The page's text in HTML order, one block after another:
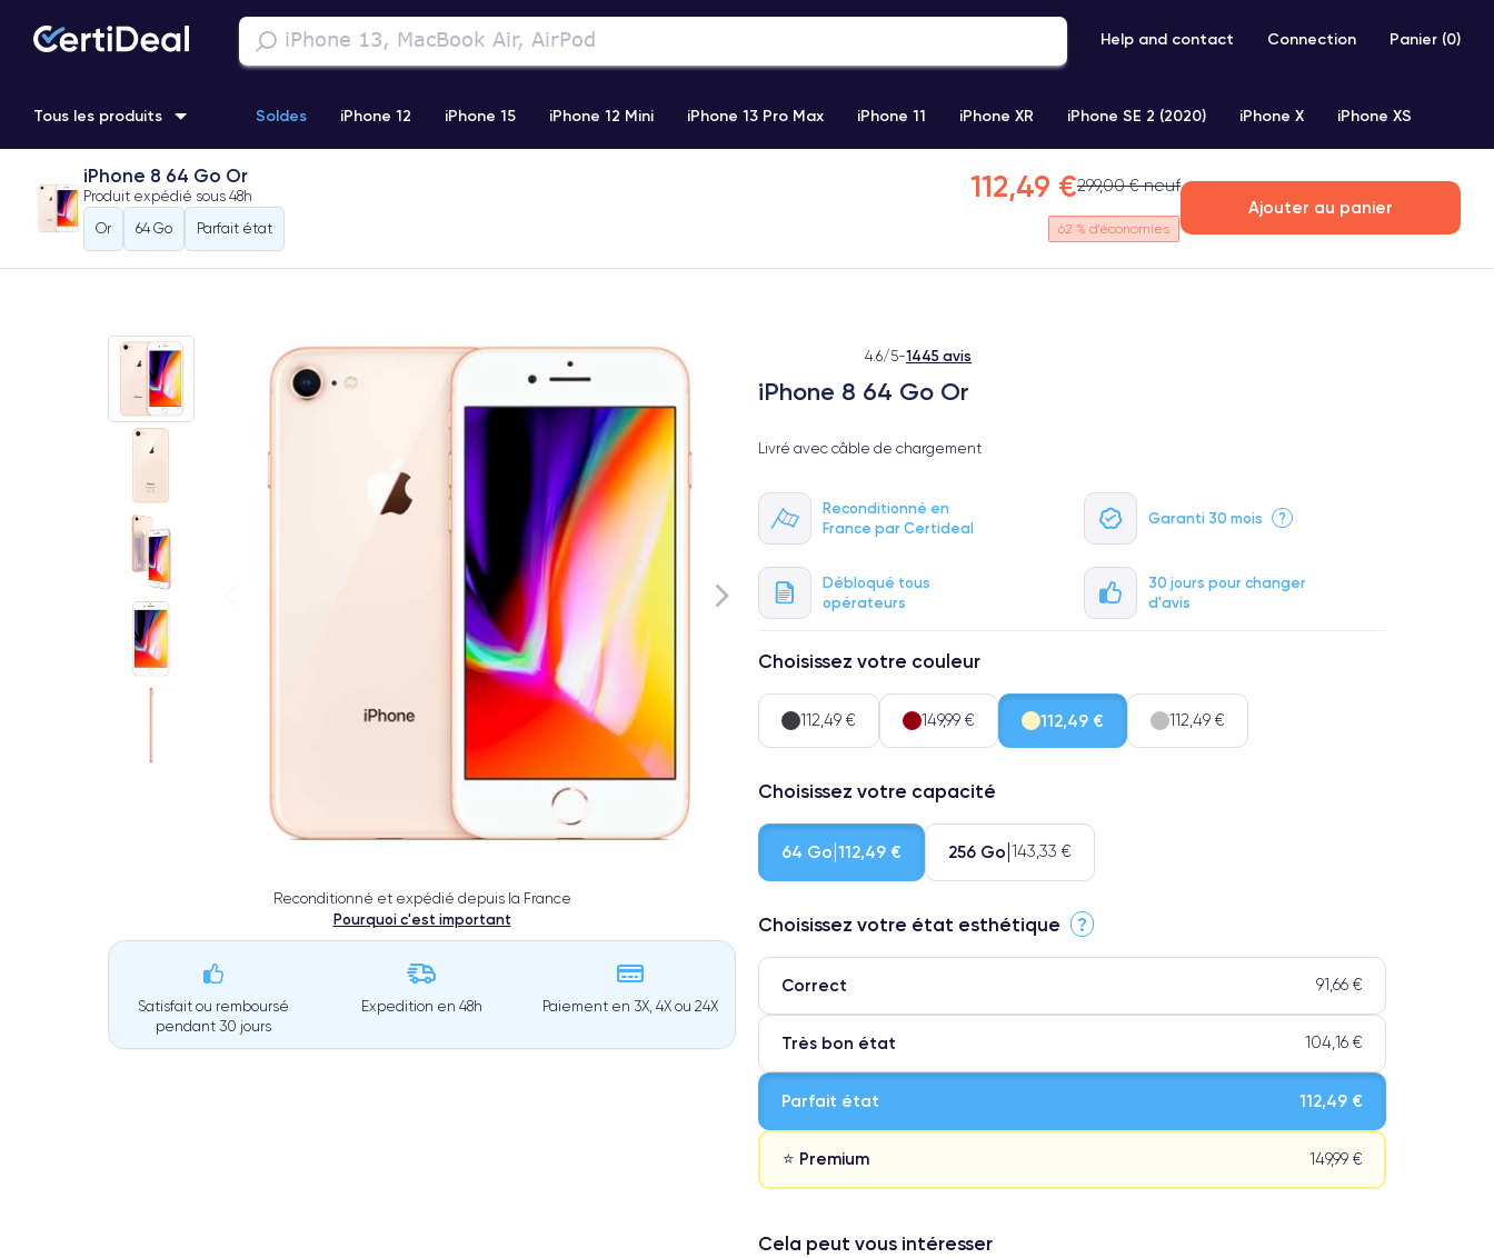
Help and contact Connection Panier (0)
Tous les produits Soldes iPhone 12 iPhone 15 iPhone 12 Mini iPhone 13 Pro Max iPhone 11 iPhone XR iPhone SE 2 (2020) iPhone X iPhone XS
iPhone 11 Pro Samsung Galaxy S22
iPhone 8 64 Go Or
Produit expédié sous 48h
Or
64 Go Parfait état
112,49 €299,00 € neuf
62 % d'économies
Ajouter au panier
Reconditionné et expédié depuis la France
Pourquoi c'est important
Satisfait ou remboursé
pendant 30 jours
Expedition en 48h Paiement en 3X, 4X ou 24X
4.6/5-1445 avis
iPhone 8 64 Go Or
Livré avec câble de chargement
Reconditionné en
France par Certideal
Garanti 30 mois ?
Débloqué tous
opérateurs
30 jours pour changer
d'avis
Choisissez votre couleur
112,49 € 149,99 € 112,49 € 112,49 €
Choisissez votre capacité
64 Go 112,49 € 256 Go 143,33 €
Choisissez votre état esthétique ?
Correct 91,66 €
Très bon état 104,16 €
Parfait état 112,49 €
⭐ Premium 149,99 €
⭐ Premium
Cela peut vous intéresser